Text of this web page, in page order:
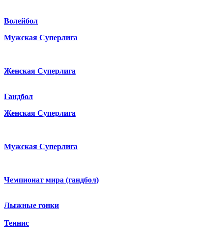
Волейбол
Мужская Суперлига
Женская Суперлига
Гандбол
Женская Суперлига
Мужская Суперлига
Чемпионат мира (гандбол)
Лыжные гонки
Теннис